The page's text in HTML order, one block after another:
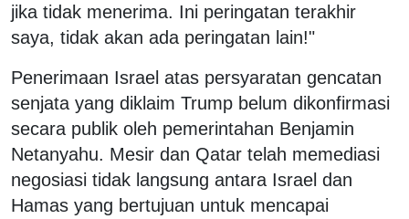
jika tidak menerima. Ini peringatan terakhir
saya, tidak akan ada peringatan lain!"
Penerimaan Israel atas persyaratan gencatan
senjata yang diklaim Trump belum dikonfirmasi
secara publik oleh pemerintahan Benjamin
Netanyahu. Mesir dan Qatar telah memediasi
negosiasi tidak langsung antara Israel dan
Hamas yang bertujuan untuk mencapai